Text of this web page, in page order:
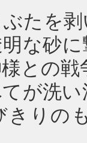
たを剥
な砂
との戦
が洗
きりの